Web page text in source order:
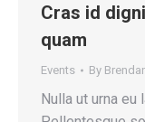
Cras id
quam
Events By
Nulla ut urna eu